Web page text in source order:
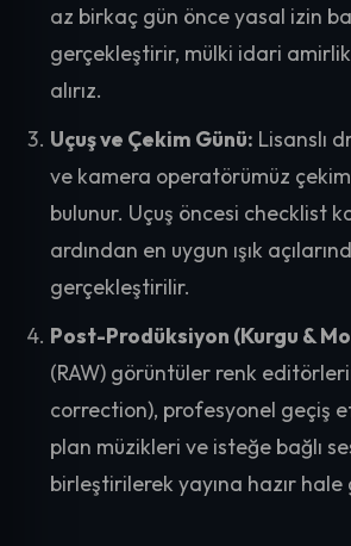
az birkaç gün önce yasal izin
gerçekleştirir, mülki idari amirlik
alırız.
Uçuş ve Çekim Günü: Lisanslı
ve kamera operatörümüz
bulunur. Uçuş öncesi checklist
ardından en uygun ışık
gerçekleştirilir.
Post-Prodüksiyon (Kurgu &
(RAW) görüntüler renk
correction), profesyonel geçiş
plan müzikleri ve isteğe bağlı
birleştirilerek yayına hazır